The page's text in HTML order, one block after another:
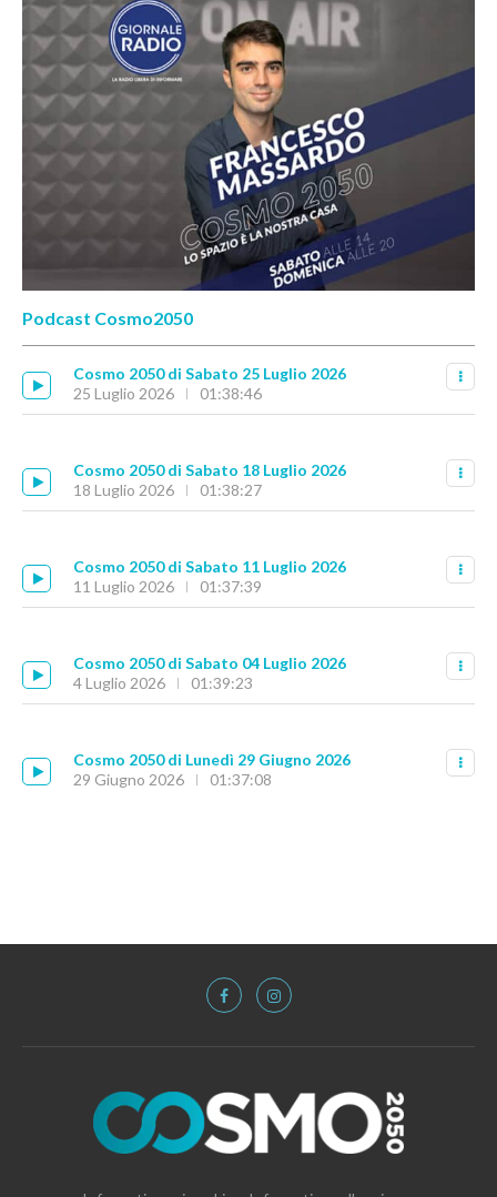
Podcast Cosmo2050
Cosmo 2050 di Sabato 25 Luglio 2026
25 Luglio 2026
01:38:46
Cosmo 2050 di Sabato 18 Luglio 2026
18 Luglio 2026
01:38:27
Cosmo 2050 di Sabato 11 Luglio 2026
11 Luglio 2026
01:37:39
Cosmo 2050 di Sabato 04 Luglio 2026
4 Luglio 2026
01:39:23
Cosmo 2050 di Lunedì 29 Giugno 2026
29 Giugno 2026
01:37:08